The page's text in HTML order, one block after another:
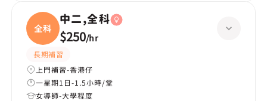
全科
中二,全科
$250/hr
長期補習
上門補習-香港仔
一星期1日-1.5小時/堂
女導師-大學程度